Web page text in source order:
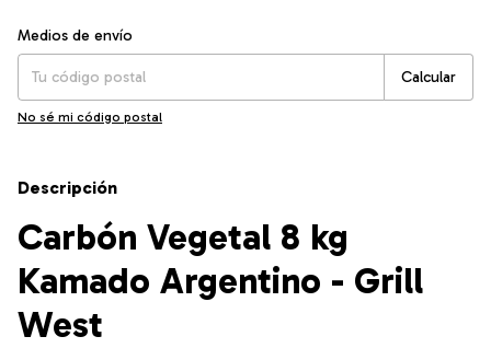
Entregas para el CP:
Medios de envío
Calcular
No sé mi código postal
Descripción
Carbón Vegetal 8 kg
Kamado Argentino - Grill
West